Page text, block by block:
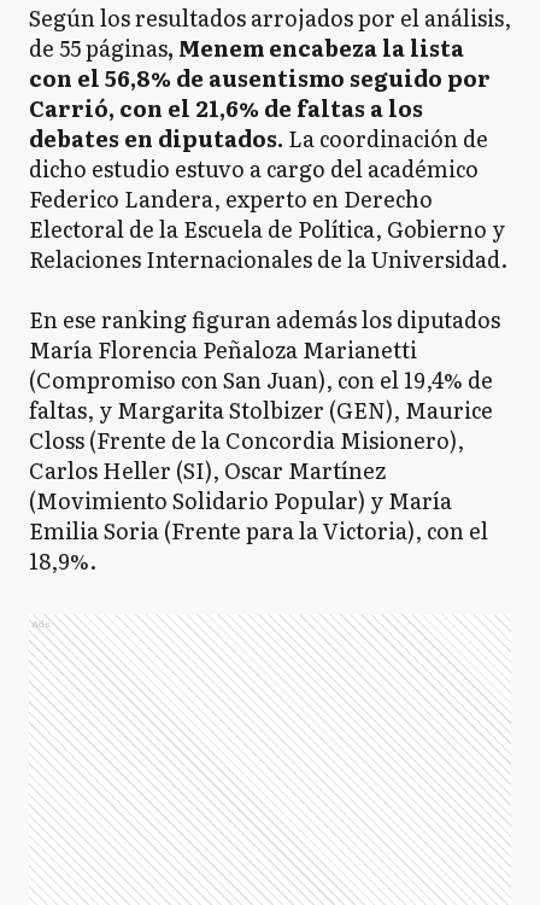
Según los resultados arrojados por el análisis,
de 55 páginas, Menem encabeza la lista
con el 56,8% de ausentismo seguido por
Carrió, con el 21,6% de faltas a los
debates en diputados. La coordinación de
dicho estudio estuvo a cargo del académico
Federico Landera, experto en Derecho
Electoral de la Escuela de Política, Gobierno y
Relaciones Internacionales de la Universidad.
En ese ranking figuran además los diputados
María Florencia Peñaloza Marianetti
(Compromiso con San Juan), con el 19,4% de
faltas, y Margarita Stolbizer (GEN), Maurice
Closs (Frente de la Concordia Misionero),
Carlos Heller (SI), Oscar Martínez
(Movimiento Solidario Popular) y María
Emilia Soria (Frente para la Victoria), con el
18,9%.
Ads